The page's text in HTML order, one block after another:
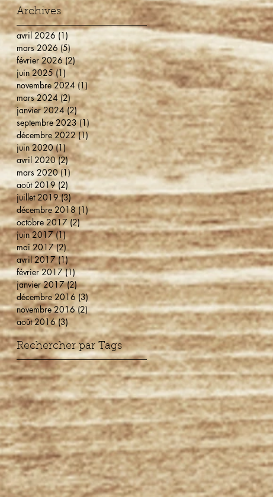
Archives
avril 2026 (1) 1 post
mars 2026 (5)5 posts
février 2026 (2)2 posts
juin 2025 (1)1 post
novembre 2024 (1)1 post
mars 2024 (2)2 posts
janvier 2024 (2)2 posts
septembre 2023 (1)1 post
décembre 2022 (1)1 post
juin 2020 (1)1 post
avril 2020 (2)2 posts
mars 2020 (1) 1 post
août 2019 (2) 2 posts
juillet 2019 (3)3 posts
décembre 2018 (1)1 post
octobre 2017 (2)2 posts
juin 2017 (1)1 post
mai 2017 (2) 2 posts
avril 2017 (1)1 post
février 2017 (1)1 post
janvier 2017 (2)2 posts
décembre 2016 (3) 3 posts
novembre 2016 (2) 2 posts
août 2016 (3) 3 posts
Rechercher par Tags